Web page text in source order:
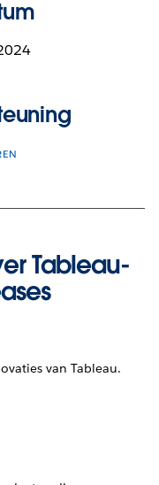
Tableau-
van Tableau.